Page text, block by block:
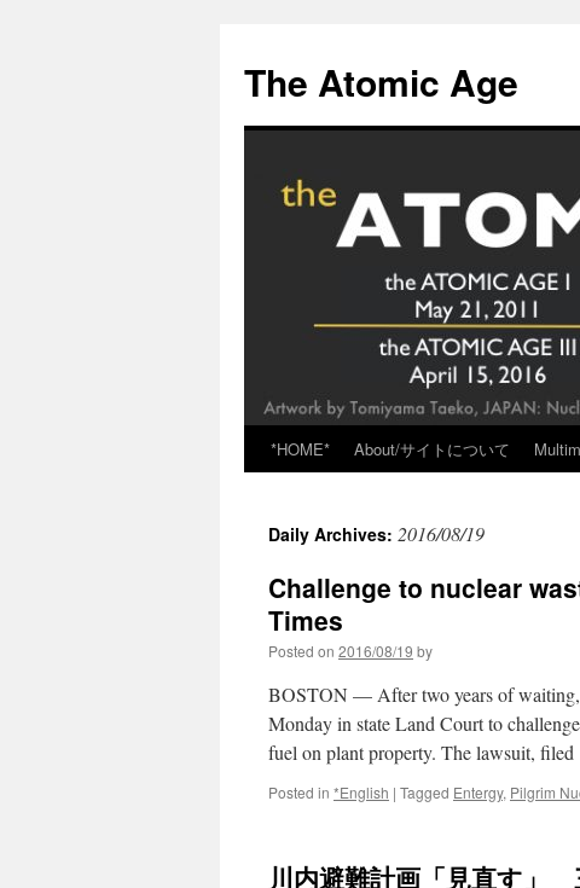
content
The Atomic Age
*HOME* About/サイトについて
Daily Archives: 2016/08/19
Challenge to nuclear
Times
Posted on 2016/08/19 by
BOSTON — After two years of
Monday in state Land Court to
fuel on plant property. The lawsuit,
Posted in *English | Tagged Entergy, Pilgrim
川内避難計画「見直す」